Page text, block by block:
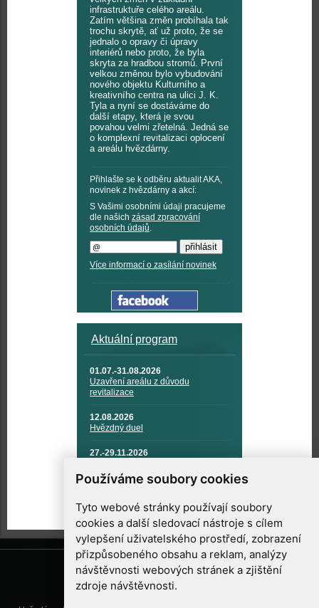
Používáme soubory cookies
Tyto webové stránky používají soubory
cookies a další sledovací nástroje s cílem
vylepšení uživatelského prostředí, zobrazení
přizpůsobeného obsahu a reklam, analýzy
návštěvnosti webových stránek a zjištění
zdroje návštěvnosti.
infrastruktuře celého areálu.
Zatím většina změn probíhala tak
trochu skrytě, ať už proto, že se
jednalo o opravy či úpravy
interiérů nebo proto, že byla
skryta za hradbou stromů. První
velkou změnou bylo vybudování
nového objektu Kulturního a
kreativního centra na ulici J. K.
Tyla a nyní se dostáváme do
další etapy, která je svou
povahou velmi zřetelná. Jedná se
o komplexní revitalizaci oplocení
a areálu hvězdárny.
Přihlašte se k odběru aktualit AKA,
novinek z hvězdárny a akcí:
S Vašimi osobními údaji pracujeme
dle našich zásad zpracování
osobních údajů.
Více informací o zasílání novinek
Aktuální program
01.07.-31.08.2026
Uzavření areálu z důvodu
revitalizace
12.08.2026
Hvězdný duel
27.-29.11.2026
TECHNIKA A KOSMICKÉ
TECHNOLOGIE